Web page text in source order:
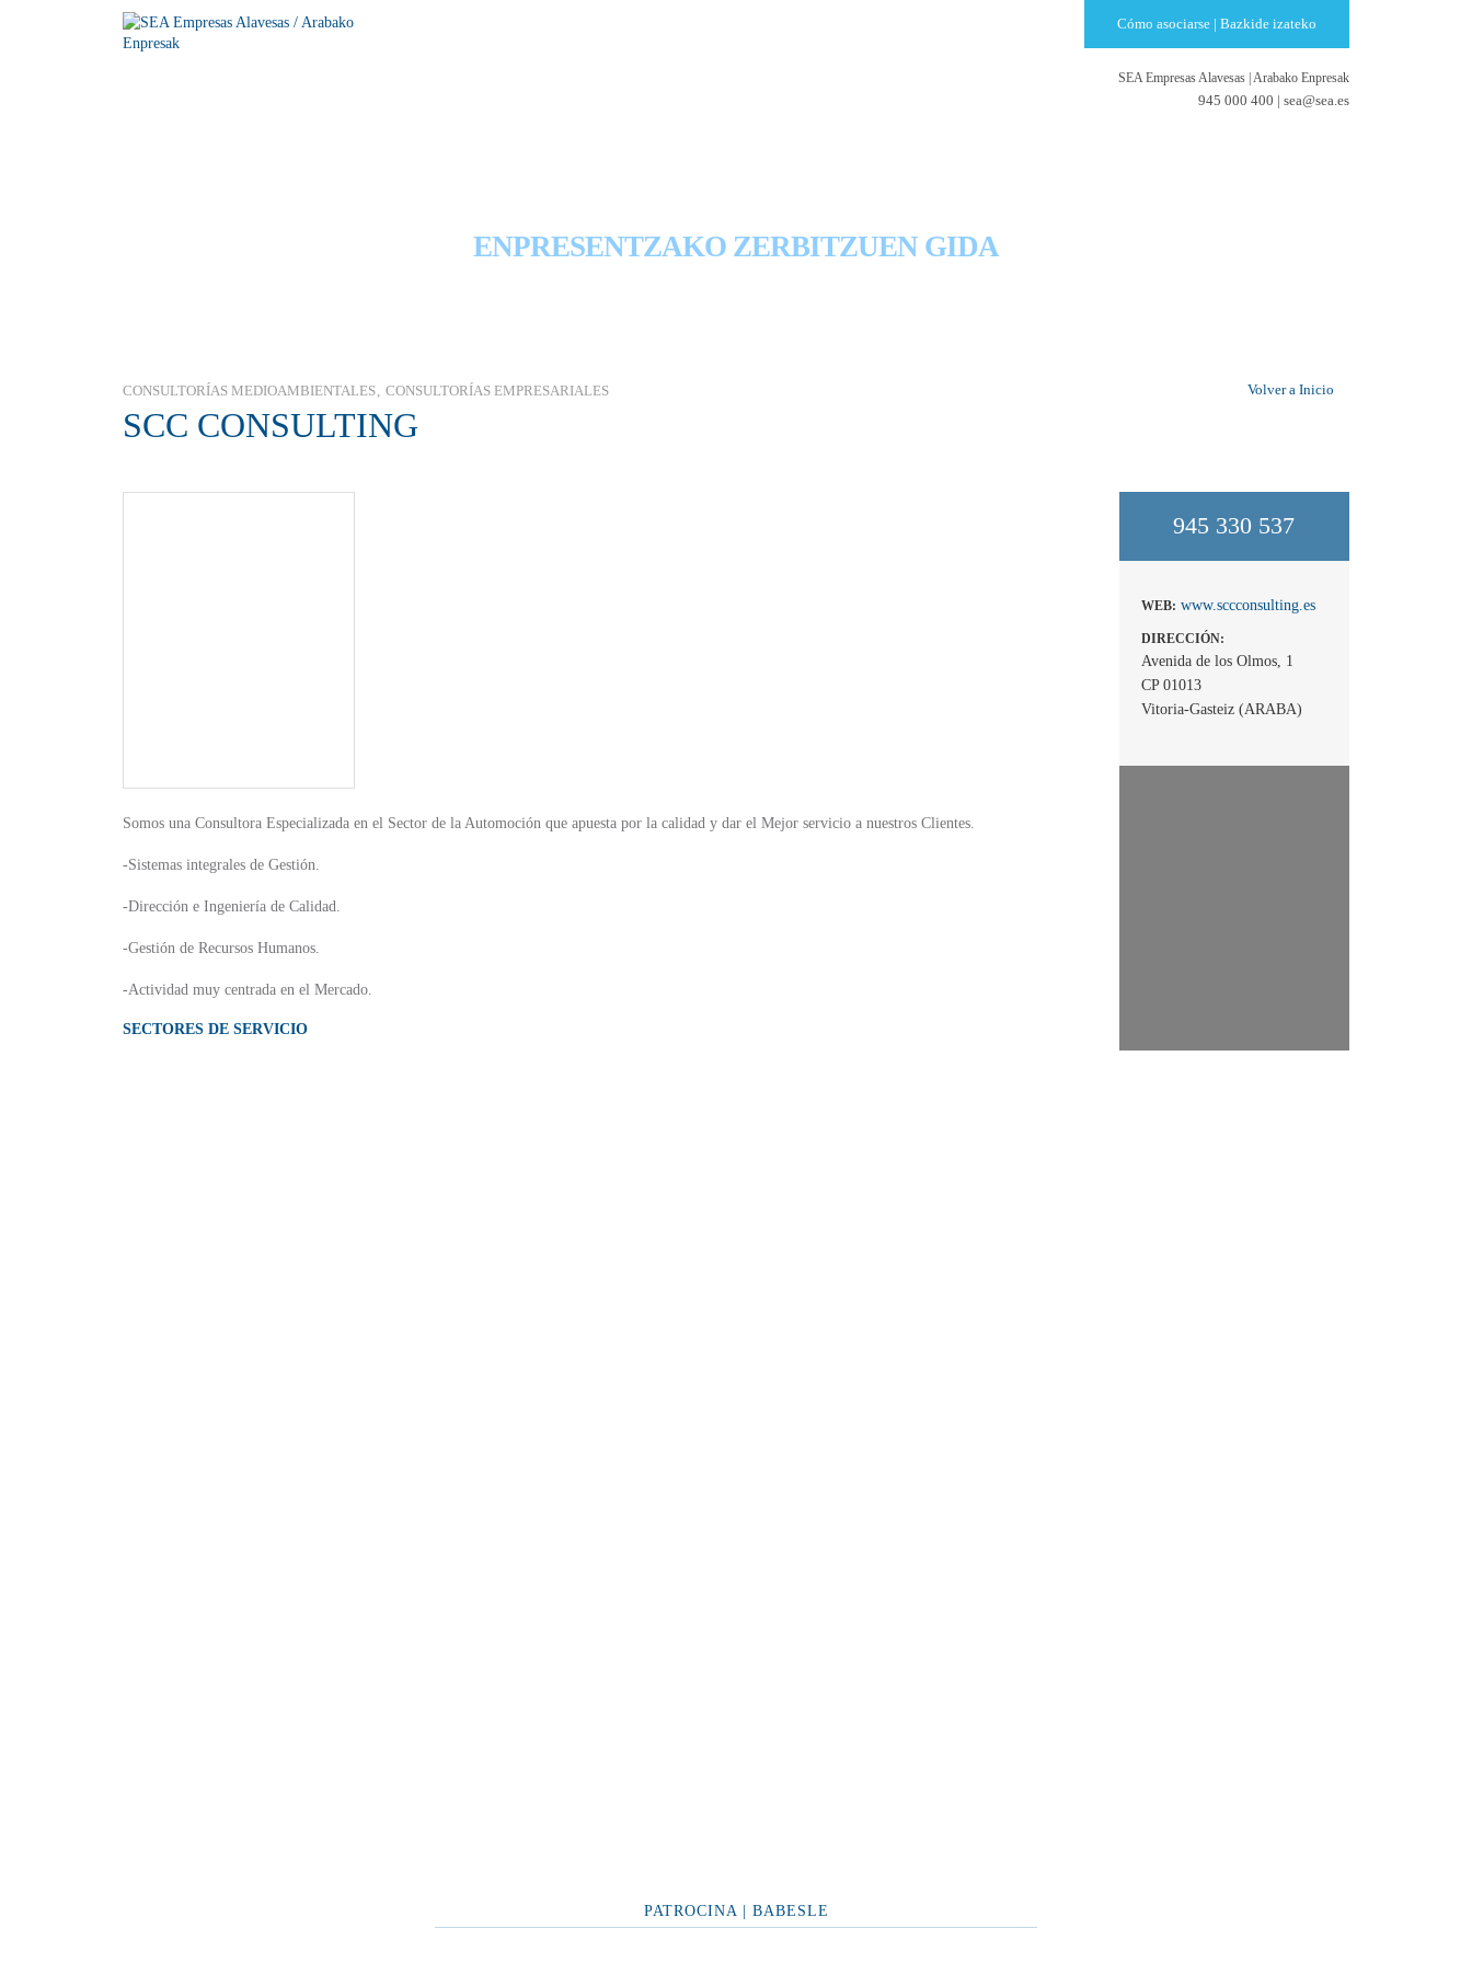
Cómo asociarse | Bazkide izateko
SEA Empresas Alavesas Arabako Enpresak
945 000 400 | sea@sea.es
ENPRESENTZAKO ZERBITZUEN GIDA
Volver a Inicio
CONSULTORÍAS MEDIOAMBIENTALES CONSULTORÍAS EMPRESARIALES
SCC CONSULTING
Somos una Consultora Especializada en el Sector de la Automoción que apuesta por la calidad y dar el Mejor servicio a nuestros Clientes.
-Sistemas integrales de Gestión.
-Dirección e Ingeniería de Calidad.
-Gestión de Recursos Humanos.
-Actividad muy centrada en el Mercado.
SECTORES DE SERVICIO
945 330 537
WEB: www.sccconsulting.es
DIRECCIÓN:
Avenida de los Olmos, 1
CP 01013
Vitoria-Gasteiz (ARABA)
PATROCINA | BABESLE